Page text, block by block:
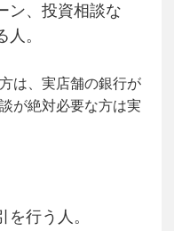
ン、投資相談な
。
は、実店舗の銀行が
が絶対必要な方は実
行う人。